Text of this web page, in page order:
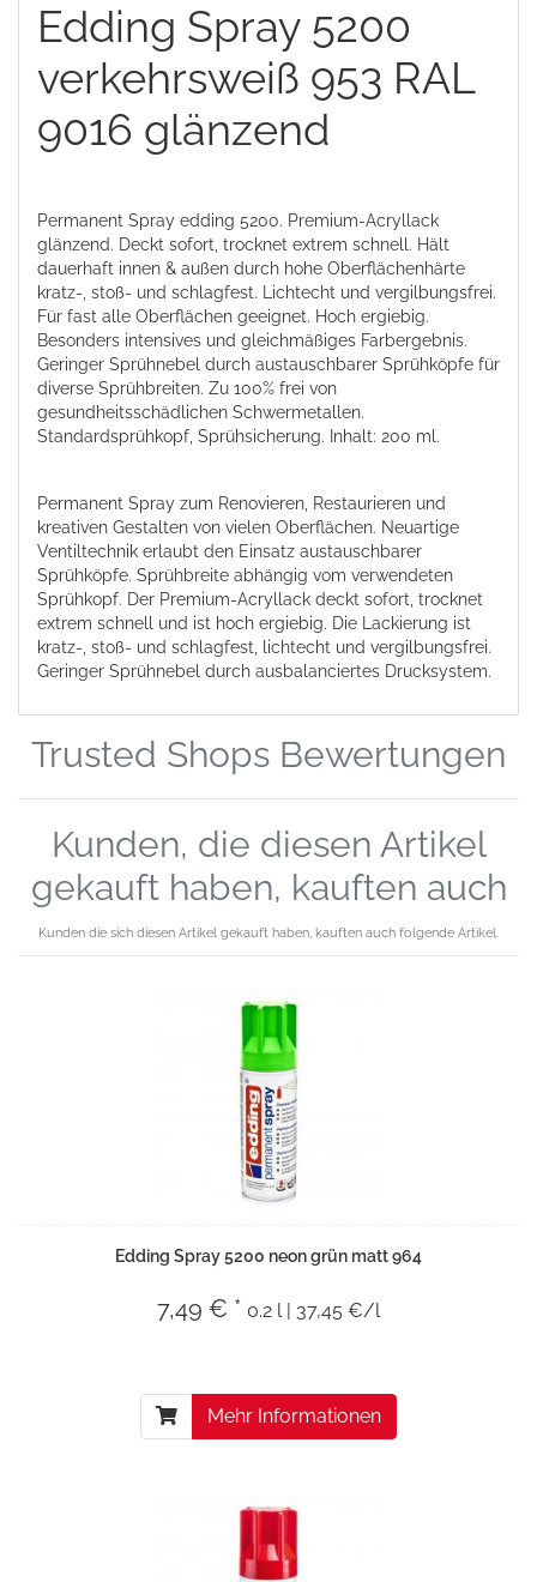
Edding Spray 5200
verkehrsweiß 953 RAL
9016 glänzend
Permanent Spray edding 5200. Premium-Acryllack
glänzend. Deckt sofort, trocknet extrem schnell. Hält
dauerhaft innen & außen durch hohe Oberflächenhärte
kratz-, stoß- und schlagfest. Lichtecht und vergilbungsfrei.
Für fast alle Oberflächen geeignet. Hoch ergiebig.
Besonders intensives und gleichmäßiges Farbergebnis.
Geringer Sprühnebel durch austauschbarer Sprühköpfe für
diverse Sprühbreiten. Zu 100% frei von
gesundheitsschädlichen Schwermetallen.
Standardsprühkopf, Sprühsicherung. Inhalt: 200 ml.
Permanent Spray zum Renovieren, Restaurieren und
kreativen Gestalten von vielen Oberflächen. Neuartige
Ventiltechnik erlaubt den Einsatz austauschbarer
Sprühköpfe. Sprühbreite abhängig vom verwendeten
Sprühkopf. Der Premium-Acryllack deckt sofort, trocknet
extrem schnell und ist hoch ergiebig. Die Lackierung ist
kratz-, stoß- und schlagfest, lichtecht und vergilbungsfrei.
Geringer Sprühnebel durch ausbalanciertes Drucksystem.
Trusted Shops Bewertungen
Kunden, die diesen Artikel
gekauft haben, kauften auch
Kunden die sich diesen Artikel gekauft haben, kauften auch folgende Artikel.
Edding Spray 5200 neon grün matt 964
7,49 € * 0.2 l | 37,45 €/l
Mehr Informationen